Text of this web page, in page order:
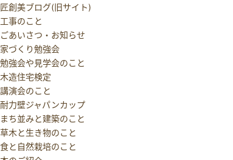
創美ブログ(旧サイト)
事のこと
あいさつ・お知らせ
づくり勉強会
強会や見学会のこと
造住宅検定
演会のこと
力壁ジャパンカップ
ち並みと建築のこと
木と生き物のこと
と自然栽培のこと